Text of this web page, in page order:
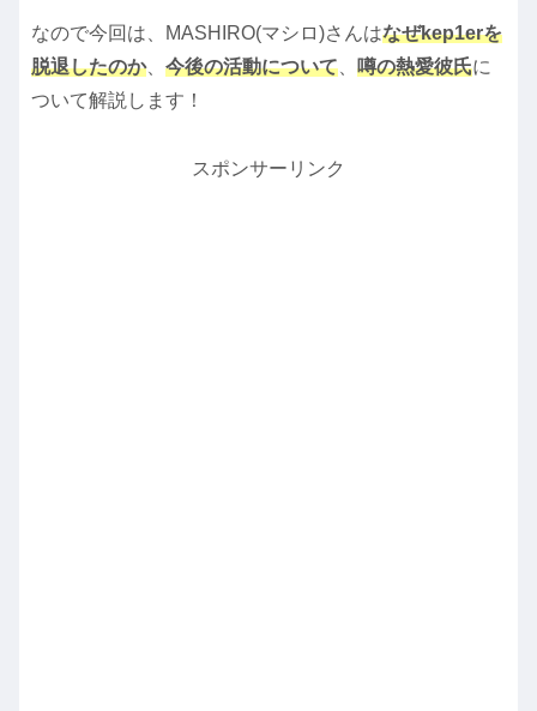
なので今回は、MASHIRO(マシロ)さんはなぜkep1erを
脱退したのか、 今後の活動について 噂の熱愛彼氏に
ついて解説します！
スポンサーリンク